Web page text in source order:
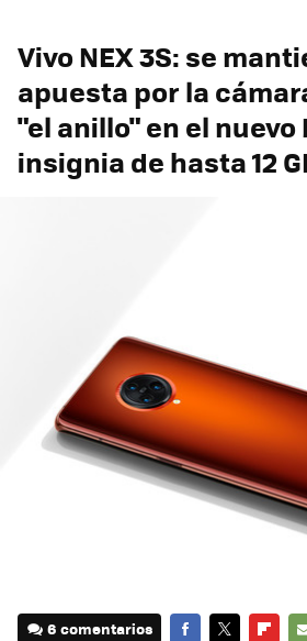
Vivo NEX 3S: se
apuesta por la
"el anillo" en el nuevo
insignia de hasta 12
6 comentarios